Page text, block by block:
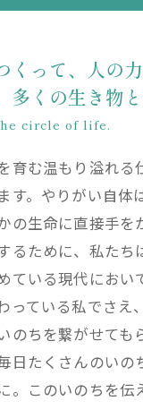
くって、人の力
多くの生き物
circle of life.
育む温もり溢れ
す。やりがい自
の生命に直接手
るために、私た
ている現代にお
っている私でさ
のちを繋がせて
日たくさんのい
。このいのちを伝